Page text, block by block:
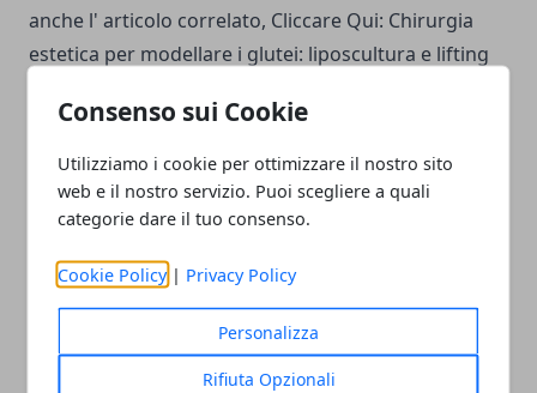
Consenso sui Cookie
Utilizziamo i cookie per ottimizzare il nostro sito
web e il nostro servizio. Puoi scegliere a quali
categorie dare il tuo consenso.
Cookie Policy | Privacy Policy
Personalizza
Rifiuta Opzionali
anche l' articolo correlato, Cliccare Qui: Chirurgia
estetica per modellare i glutei: liposcultura e lifting